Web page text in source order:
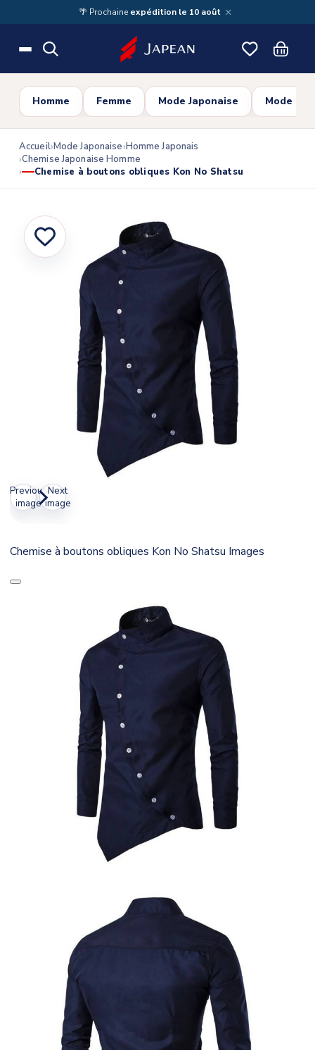
Skip to main content🌴 Prochaine expédition le 10 août ×
Homme Femme Mode Japonaise Mode
Accueil Mode Japonaise Homme Japonais
Chemise Japonaise Homme
Chemise à boutons obliques Kon No Shatsu
Previous
image
Next
image
Chemise à boutons obliques Kon No Shatsu Images